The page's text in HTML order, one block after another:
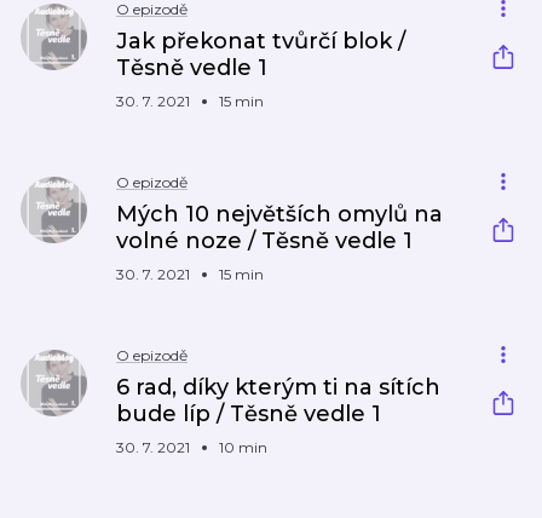
O epizodě
Jak překonat tvůrčí blok /
Těsně vedle 1
30. 7. 2021 15 min
O epizodě
Mých 10 největších omylů na
volné noze / Těsně vedle 1
30. 7. 2021 15 min
O epizodě
6 rad, díky kterým ti na sítích
bude líp / Těsně vedle 1
30. 7. 2021 10 min